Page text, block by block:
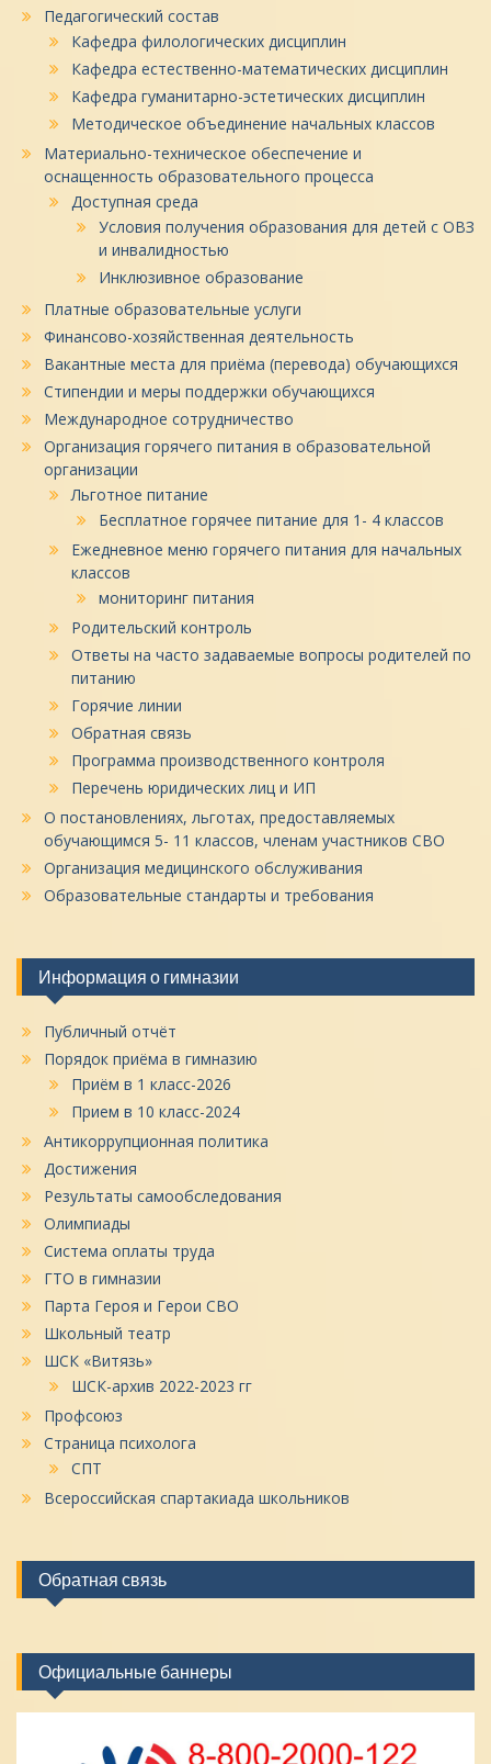
Педагогический состав
Кафедра филологических дисциплин
Кафедра естественно-математических дисциплин
Кафедра гуманитарно-эстетических дисциплин
Методическое объединение начальных классов
Материально-техническое обеспечение и
оснащенность образовательного процесса
Доступная среда
Условия получения образования для детей с ОВЗ
и инвалидностью
Инклюзивное образование
Платные образовательные услуги
Финансово-хозяйственная деятельность
Вакантные места для приёма (перевода) обучающихся
Стипендии и меры поддержки обучающихся
Международное сотрудничество
Организация горячего питания в образовательной
организации
Льготное питание
Бесплатное горячее питание для 1- 4 классов
Ежедневное меню горячего питания для начальных
классов
мониторинг питания
Родительский контроль
Ответы на часто задаваемые вопросы родителей по
питанию
Горячие линии
Обратная связь
Программа производственного контроля
Перечень юридических лиц и ИП
О постановлениях, льготах, предоставляемых
обучающимся 5- 11 классов, членам участников СВО
Организация медицинского обслуживания
Образовательные стандарты и требования
Информация о гимназии
Публичный отчёт
Порядок приёма в гимназию
Приём в 1 класс-2026
Прием в 10 класс-2024
Антикоррупционная политика
Достижения
Результаты самообследования
Олимпиады
Система оплаты труда
ГТО в гимназии
Парта Героя и Герои СВО
Школьный театр
ШСК «Витязь»
ШСК-архив 2022-2023 гг
Профсоюз
Страница психолога
СПТ
Всероссийская спартакиада школьников
Обратная связь
Официальные баннеры